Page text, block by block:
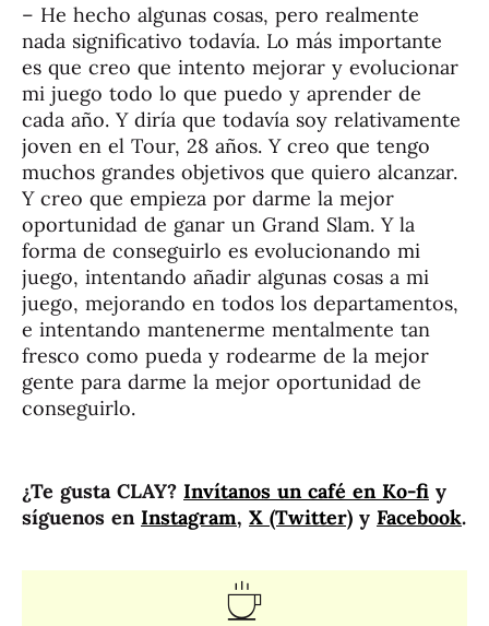
– He hecho algunas cosas, pero realmente
nada significativo todavía. Lo más importante
es que creo que intento mejorar y evolucionar
mi juego todo lo que puedo y aprender de
cada año. Y diría que todavía soy relativamente
joven en el Tour, 28 años. Y creo que tengo
muchos grandes objetivos que quiero alcanzar.
Y creo que empieza por darme la mejor
oportunidad de ganar un Grand Slam. Y la
forma de conseguirlo es evolucionando mi
juego, intentando añadir algunas cosas a mi
juego, mejorando en todos los departamentos,
e intentando mantenerme mentalmente tan
fresco como pueda y rodearme de la mejor
gente para darme la mejor oportunidad de
conseguirlo.
¿Te gusta CLAY? Invítanos un café en Ko-fi y
síguenos en Instagram, X (Twitter) y Facebook.